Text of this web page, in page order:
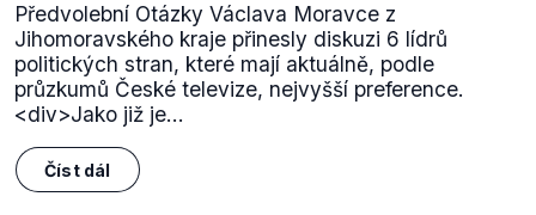
Předvolební Otázky Václava Moravce z
Jihomoravského kraje přinesly diskuzi 6 lídrů
politických stran, které mají aktuálně, podle
průzkumů České televize, nejvyšší preference.
<div>Jako již je...
Číst dál